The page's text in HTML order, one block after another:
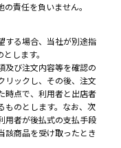
責任を負いません。
する場合、当社が別途指
します。
及び注文内容等を確認の
リックし、その後、注文
時点で、利用者と出店者
ものとします。なお、次
用者が後払式の支払手段
該商品を受け取ったとき